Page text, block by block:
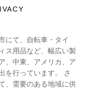
にて、自転車・タイ
ス用品など、幅広い製
、中東、アメリカ、ア
を行っています。 さ
、需要のある地域に供